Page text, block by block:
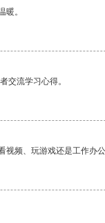
暖。
交流学习心得。
频、玩游戏还是工作办